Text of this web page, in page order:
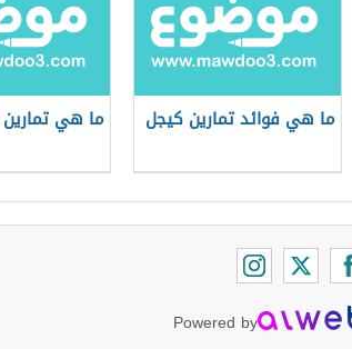
ما هي فوائد تمارين كيجل ما هي تمارين
Powered by